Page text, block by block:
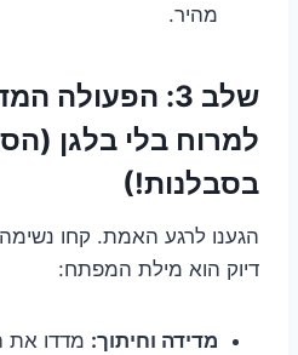
מהיר.
שלב 3: הפעולה
למרוח בלי בלגן
בסבלנות!)
הגענו לרגע האמת. קחו
דיוק הוא מילת המפתח:
מדידה וחיתוך: מדדו את